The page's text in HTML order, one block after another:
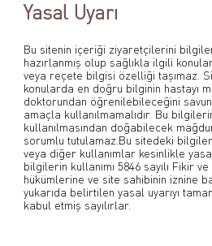
Yasal Uyarı
Bu sitenin içeriği ziyaretçilerini
hazırlanmış olup sağlıkla ilgili
veya reçete bilgisi özelliği taşımaz.
konularda en doğru bilginin hastayı
doktorundan öğrenilebileceğini
amaçla kullanılmamalıdır. Bu
kullanılmasından doğabilecek
sorumlu tutulamaz.Bu sitedeki
veya diğer kullanımlar kesinlikle
bilgilerin kullanımı 5846 sayılı Fikir
hükümlerine ve site sahibinin iznine
yukarıda belirtilen yasal uyarıyı
kabul etmiş sayılırlar.